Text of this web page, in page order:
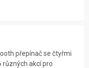
přepínač se čtyřmi
různých akcí pro